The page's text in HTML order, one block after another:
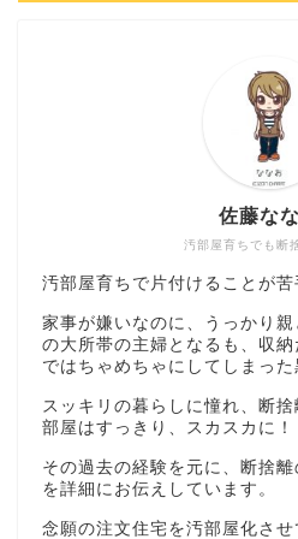
汚部屋育ちでも断
佐藤な
汚部屋育ちで片付けることが苦
家事が嫌いなのに、うっかり
の大所帯の主婦となるも、収
ではちゃめちゃにしてしまった
スッキリの暮らしに憧れ、断捨
部屋はすっきり、スカスカに！
その過去の経験を元に、断捨
を詳細にお伝えしています。
念願の注文住宅を汚部屋化さ